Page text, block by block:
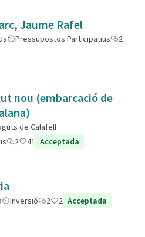
Jaume Rafel
Pressupostos Participatius
2
nou (embarcació de
de Calafell
2 41 Acceptada
Inversió 2 2 Acceptada